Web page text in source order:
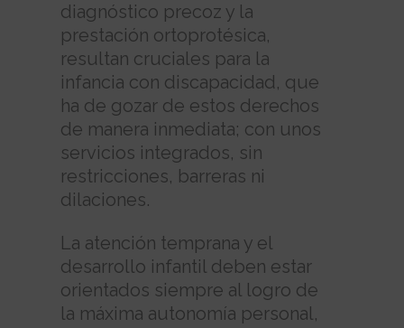
diagnóstico precoz y la
prestación ortoprotésica,
resultan cruciales para la
infancia con discapacidad, que
ha de gozar de estos derechos
de manera inmediata; con unos
servicios integrados, sin
restricciones, barreras ni
dilaciones.
La atención temprana y el
desarrollo infantil deben estar
orientados siempre al logro de
la máxima autonomía personal,